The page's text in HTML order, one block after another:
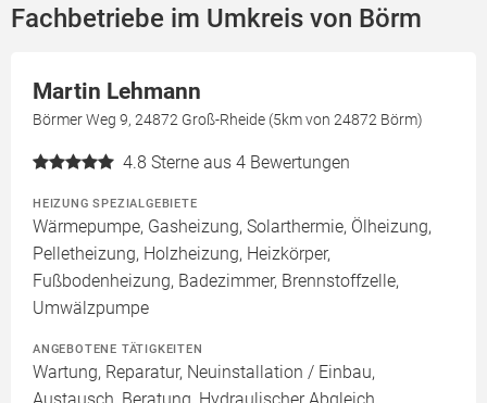
Fachbetriebe im Umkreis von Börm
Martin Lehmann
Börmer Weg 9, 24872 Groß-Rheide (5km von 24872 Börm)
4.8 Sterne aus 4 Bewertungen
HEIZUNG SPEZIALGEBIETE
Wärmepumpe, Gasheizung, Solarthermie, Ölheizung,
Pelletheizung, Holzheizung, Heizkörper,
Fußbodenheizung, Badezimmer, Brennstoffzelle,
Umwälzpumpe
ANGEBOTENE TÄTIGKEITEN
Wartung, Reparatur, Neuinstallation / Einbau,